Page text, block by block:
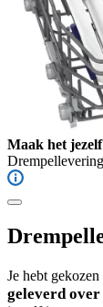
Maak het
Drempellevering
Je hebt
geleverd